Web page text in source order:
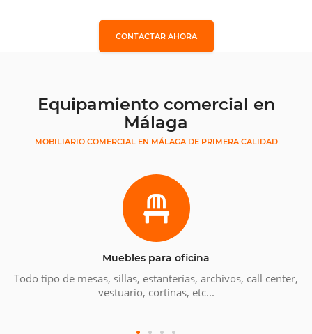
CONTACTAR AHORA
Equipamiento comercial en
Málaga
MOBILIARIO COMERCIAL EN MÁLAGA DE PRIMERA CALIDAD
Muebles para oficina
Todo tipo de mesas, sillas, estanterías, archivos, call center,
vestuario, cortinas, etc...